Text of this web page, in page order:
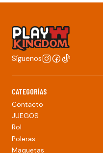
Síguenos
CATEGORÍAS
Contacto
JUEGOS
Rol
Poleras
Maquetas